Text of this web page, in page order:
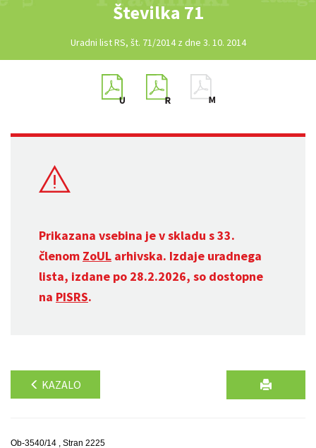
Številka 71
Uradni list RS, št. 71/2014 z dne 3. 10. 2014
Prikazana vsebina je v skladu s 33.
členom ZoUL arhivska. Izdaje uradnega
lista, izdane po 28.2.2026, so dostopne
na PISRS.
KAZALO
Ob-3540/14 , Stran 2225